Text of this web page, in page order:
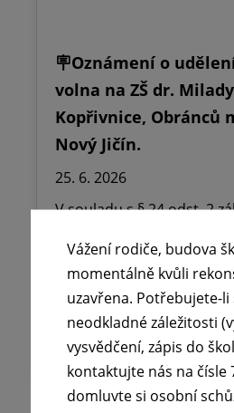
🪧Oznámení o
volna na ZŠ dr.
Kopřivnice, Obránců
Nový Jičín.
25. 6. 2026
V souladu s § 24 odst. 2
vyšším odborném a jiném
(školský zákon),…
Číst více
Vážení rodiče, budova
momentálně kvůli
uzavřena. Potřebujete-li
neodkladné záležitosti
vysvědčení, zápis do
kontaktujte nás na čísle
domluvte si osobní